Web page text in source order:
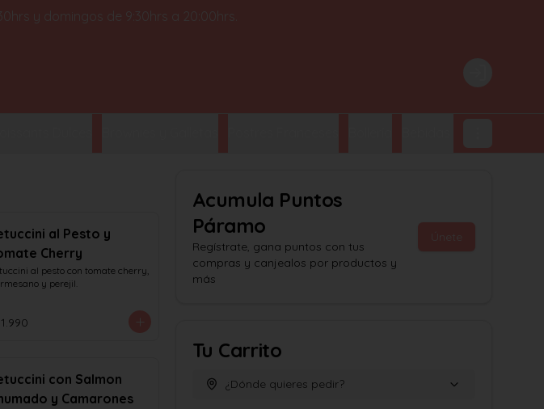
y domingos de 9:30hrs a 20:00hrs.
al Pesto y
Cherry
al pesto con tomate cherry,
y perejil.
con Salmon
y Camarones
Acumula Puntos
Páramo
Regístrate, gana puntos con tus
compras y canjealos por productos y
más
Únete
Tu Carrito
¿Dónde quieres pedir?